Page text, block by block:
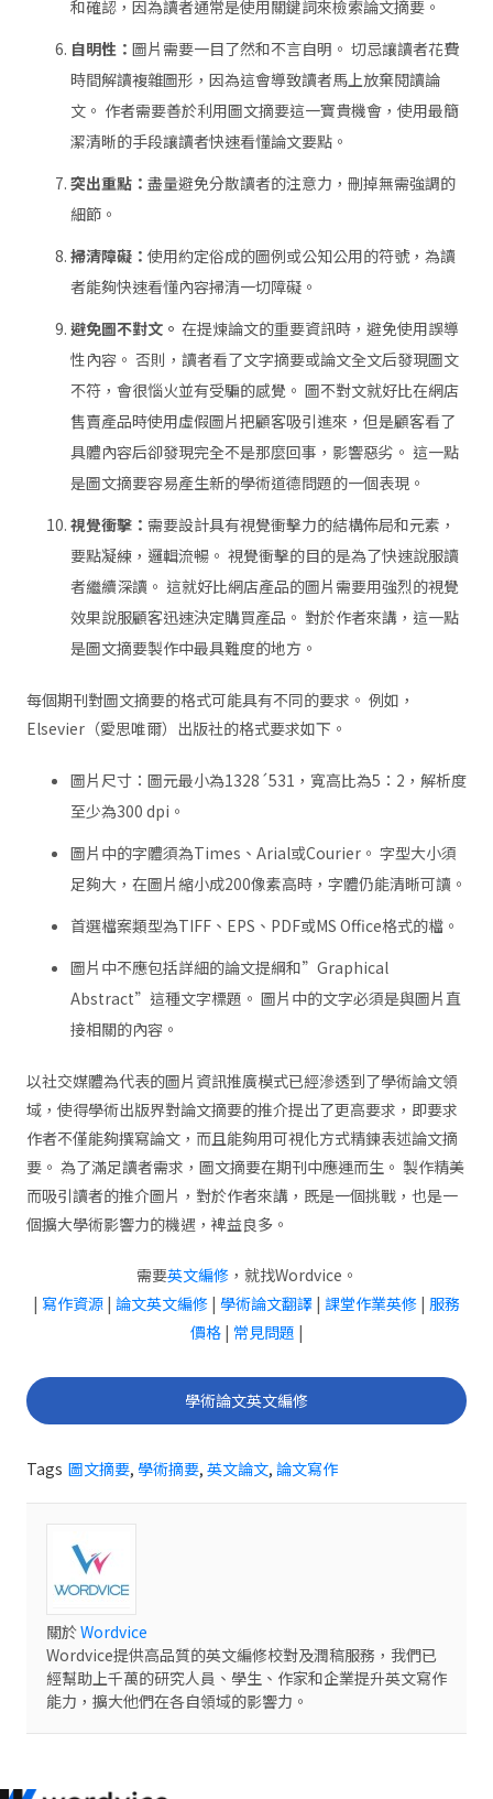
和確認，因為讀者通常是使用關鍵詞來檢索論文摘要。
自明性： 圖片需要一目了然和不言自明。 切忌讓讀者花費
時間解讀複雜圖形，因為這會導致讀者馬上放棄閱讀論
文。 作者需要善於利用圖文摘要這一寶貴機會，使用最簡
潔清晰的手段讓讀者快速看懂論文要點。
突出重點： 盡量避免分散讀者的注意力，刪掉無需強調的
細節。
掃清障礙： 使用約定俗成的圖例或公知公用的符號，為讀
者能夠快速看懂內容掃清一切障礙。
避免圖不對文。 在提煉論文的重要資訊時，避免使用誤導
性內容。 否則，讀者看了文字摘要或論文全文后發現圖文
不符，會很惱火並有受騙的感覺。 圖不對文就好比在網店
售賣產品時使用虛假圖片把顧客吸引進來，但是顧客看了
具體內容后卻發現完全不是那麼回事，影響惡劣。 這一點
是圖文摘要容易產生新的學術道德問題的一個表現。
視覺衝擊： 需要設計具有視覺衝擊力的結構佈局和元素，
要點凝練，邏輯流暢。 視覺衝擊的目的是為了快速說服讀
者繼續深讀。 這就好比網店產品的圖片需要用強烈的視覺
效果說服顧客迅速決定購買產品。 對於作者來講，這一點
是圖文摘要製作中最具難度的地方。
每個期刊對圖文摘要的格式可能具有不同的要求。 例如，
Elsevier（愛思唯爾）出版社的格式要求如下。
圖片尺寸：圖元最小為1328´531，寬高比為5：2，解析度
至少為300 dpi。
圖片中的字體須為Times、Arial或Courier。 字型大小須
足夠大，在圖片縮小成200像素高時，字體仍能清晰可讀。
首選檔案類型為TIFF、EPS、PDF或MS Office格式的檔。
圖片中不應包括詳細的論文提綱和”Graphical
Abstract”這種文字標題。 圖片中的文字必須是與圖片直
接相關的內容。
以社交媒體為代表的圖片資訊推廣模式已經滲透到了學術論文領
域，使得學術出版界對論文摘要的推介提出了更高要求，即要求
作者不僅能夠撰寫論文，而且能夠用可視化方式精鍊表述論文摘
要。 為了滿足讀者需求，圖文摘要在期刊中應運而生。 製作精美
而吸引讀者的推介圖片，對於作者來講，既是一個挑戰，也是一
個擴大學術影響力的機遇，裨益良多。
需要英文編修，就找Wordvice。
| 寫作資源 | 論文英文編修 | 學術論文翻譯 | 課堂作業英修 | 服務
價格| 常見問題 |
學術論文英文編修
Tags 圖文摘要, 學術摘要, 英文論文, 論文寫作
關於Wordvice
Wordvice提供高品質的英文編修校對及潤稿服務，我們已
經幫助上千萬的研究人員、學生、作家和企業提升英文寫作
能力，擴大他們在各自領域的影響力。